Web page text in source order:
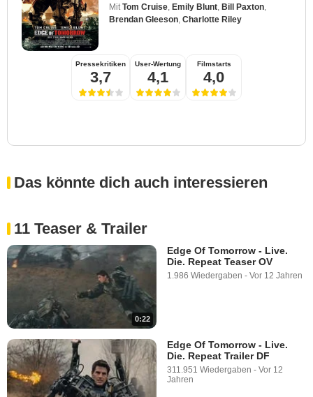
Mit Tom Cruise Emily Blunt Bill Paxton
Brendan Gleeson Charlotte Riley
Pressekritiken
3,7
User-Wertung
4,1
Filmstarts
4,0
Das könnte dich auch interessieren
11 Teaser & Trailer
0:22
Edge Of Tomorrow - Live.
Die. Repeat Teaser OV
1.986 Wiedergaben - Vor 12 Jahren
Edge Of Tomorrow - Live.
Die. Repeat Trailer DF
311.951 Wiedergaben - Vor 12
Jahren